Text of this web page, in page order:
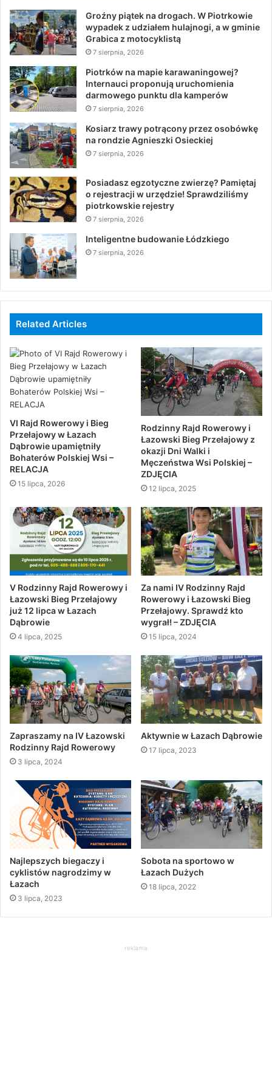
Groźny piątek na drogach. W Piotrkowie
wypadek z udziałem hulajnogi, a w gminie
Grabica z motocyklistą
7 sierpnia, 2026
Piotrków na mapie karawaningowej?
Internauci proponują uruchomienia
darmowego punktu dla kamperów
7 sierpnia, 2026
Kosiarz trawy potrącony przez osobówkę
na rondzie Agnieszki Osieckiej
7 sierpnia, 2026
Posiadasz egzotyczne zwierzę? Pamiętaj
o rejestracji w urzędzie! Sprawdziliśmy
piotrkowskie rejestry
7 sierpnia, 2026
Inteligentne budowanie Łódzkiego
7 sierpnia, 2026
Related Articles
VI Rajd Rowerowy i Bieg
Przełajowy w Łazach
Dąbrowie upamiętniły
Bohaterów Polskiej Wsi –
RELACJA
15 lipca, 2026
Rodzinny Rajd Rowerowy i
Łazowski Bieg Przełajowy z
okazji Dni Walki i
Męczeństwa Wsi Polskiej –
ZDJĘCIA
12 lipca, 2025
V Rodzinny Rajd Rowerowy i
Łazowski Bieg Przełajowy
już 12 lipca w Łazach
Dąbrowie
4 lipca, 2025
Za nami IV Rodzinny Rajd
Rowerowy i Łazowski Bieg
Przełajowy. Sprawdź kto
wygrał! – ZDJĘCIA
15 lipca, 2024
Zapraszamy na IV Łazowski
Rodzinny Rajd Rowerowy
3 lipca, 2024
Aktywnie w Łazach Dąbrowie
17 lipca, 2023
Najlepszych biegaczy i
cyklistów nagrodzimy w
Łazach
3 lipca, 2023
Sobota na sportowo w
Łazach Dużych
18 lipca, 2022
reklama